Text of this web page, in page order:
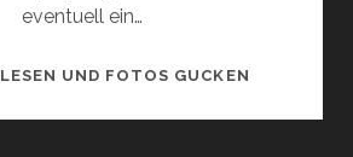
eventuell ein…
UND FOTOS GUCKEN